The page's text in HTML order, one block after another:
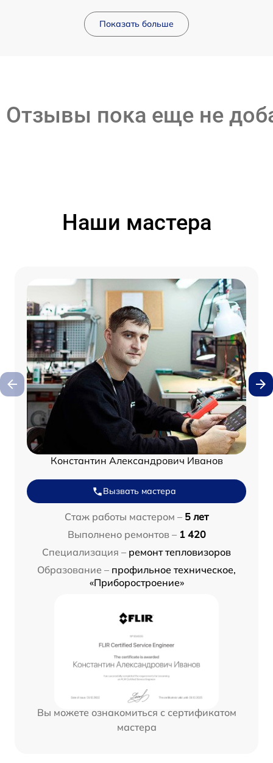
Показать больше
Отзывы пока еще не
Наши мастера
Константин Александрович Иванов
Вызвать мастера
Стаж работы мастером – 5 лет
Выполнено ремонтов – 1 420
Специализация – ремонт тепловизоров
Образование – профильное техническое,
«Приборостроение»
Вы можете ознакомиться с сертификатом
мастера